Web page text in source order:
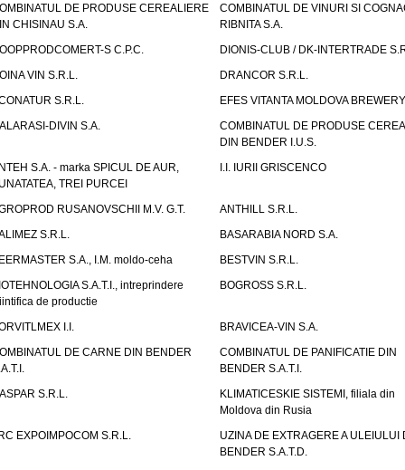
DE PRODUSE CEREALIERE
CHISINAU S.A.
COMBINATUL DE VINURI SI
RIBNITA S.A.
S C.P.C.
DIONIS-CLUB / DK-INTERTRADE
VIN S.R.L.
DRANCOR S.R.L.
S.R.L.
EFES VITANTA MOLDOVA
DIVIN S.A.
COMBINATUL DE PRODUSE
DIN BENDER I.U.S.
S.A. - marka SPICUL DE AUR,
TREI PURCEI
I.I. IURII GRISCENCO
RUSANOVSCHII M.V. G.T.
ANTHILL S.R.L.
S.R.L.
BASARABIA NORD S.A.
S.A., I.M. moldo-ceha
BESTVIN S.R.L.
S.A.T.I., intreprindere
de productie
BOGROSS S.R.L.
I.I.
BRAVICEA-VIN S.A.
DE CARNE DIN BENDER
COMBINATUL DE PANIFICATIE DIN
BENDER S.A.T.I.
S.R.L.
KLIMATICESKIE SISTEMI, filiala din
Moldova din Rusia
EXPOIMPOCOM S.R.L.
UZINA DE EXTRAGERE A ULEIULUI
BENDER S.A.T.D.